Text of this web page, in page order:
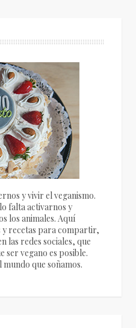
y vivir el veganismo.
falta activarnos y
los animales. Aquí
recetas para compartir,
las redes sociales, que
ser vegano es posible.
que soñamos.